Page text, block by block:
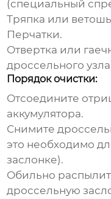
(специальный
Тряпка или
Перчатки.
Отвертка или
дроссельного узла
Порядок очистки:
Отсоедините
аккумулятора.
Снимите
это необходимо
заслонке).
Обильно
дроссельную